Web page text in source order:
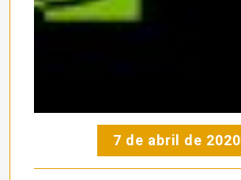
7 de abril de 2020